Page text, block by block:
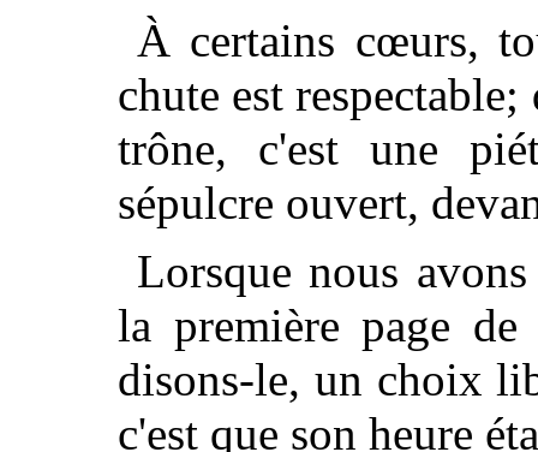
À certains cœurs,
chute est
trône, c'est une
sépulcre ouvert,
Lorsque nous
la première page
disons-le, un choix
c'est que son heure